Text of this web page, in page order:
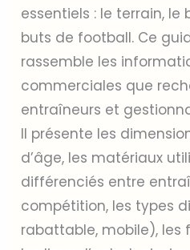
essentiels : le terrain,
buts de football. Ce
rassemble les
commerciales que
entraîneurs et
Il présente les
d’âge, les matériaux
différenciés entre
compétition, les types
rabattable, mobile), les